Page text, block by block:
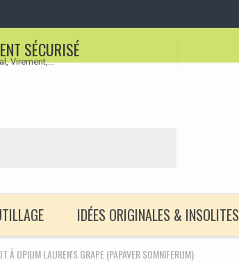
SÉCURISÉ
Virement,...
IDÉES ORIGINALES & INSOLITES
À OPIUM LAUREN'S GRAPE (PAPAVER SOMNIFERUM)